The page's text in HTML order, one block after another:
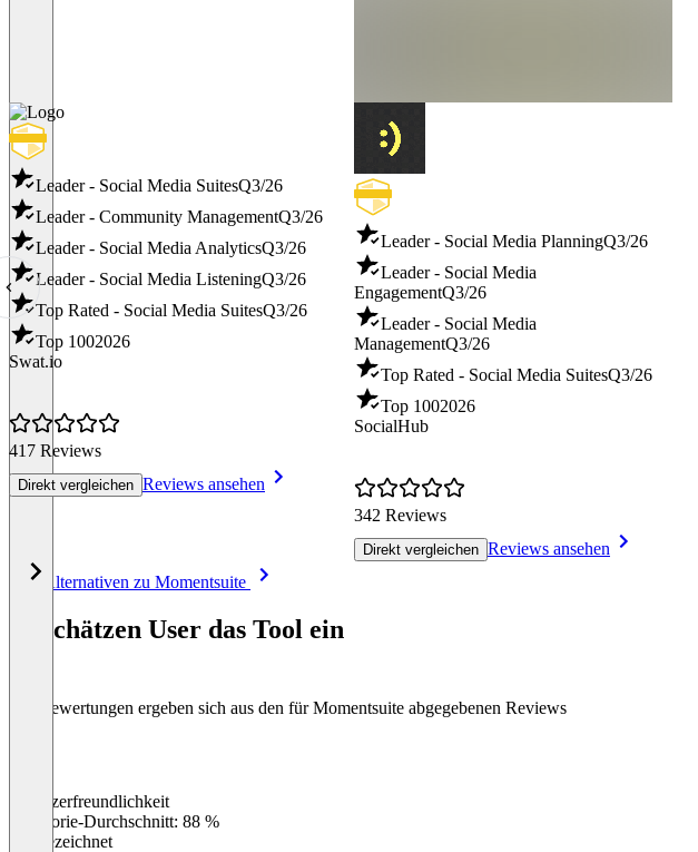
Leader - Social Media SuitesQ3/26
Leader - Community ManagementQ3/26
Leader - Social Media AnalyticsQ3/26
Leader - Social Media ListeningQ3/26
Top Rated - Social Media SuitesQ3/26
Top 1002026
Swat.io
417 Reviews
Direkt vergleichen Reviews ansehen
Leader - Social Media PlanningQ3/26
Leader - Social Media
EngagementQ3/26
Leader - Social Media
ManagementQ3/26
Top Rated - Social Media SuitesQ3/26
Top 1002026
SocialHub
342 Reviews
Direkt vergleichen Reviews ansehen
Item
Alle Alternativen zu Momentsuite
So schätzen User das Tool ein
Die Bewertungen ergeben sich aus den für Momentsuite abgegebenen Reviews
Benutzerfreundlichkeit
Kategorie-Durchschnitt: 88 %
Ausgezeichnet